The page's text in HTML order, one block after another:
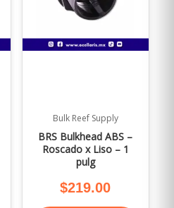
Bulk Reef Supply
BRS Bulkhead ABS –
Roscado x Liso – 1
pulg
$219.00